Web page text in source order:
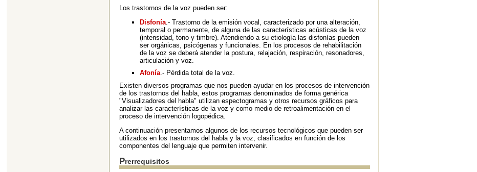
Los trastornos de la voz pueden ser:
Disfonía.- Trastorno de la emisión vocal, caracterizado por una alteración,
temporal o permanente, de alguna de las características acústicas de la voz
(intensidad, tono y timbre). Atendiendo a su etiología las disfonías pueden
ser orgánicas, psicógenas y funcionales. En los procesos de rehabilitación
de la voz se deberá atender la postura, relajación, respiración, resonadores,
articulación y voz.
Afonía.- Pérdida total de la voz.
Existen diversos programas que nos pueden ayudar en los procesos de intervención
de los trastornos del habla, estos programas denominados de forma genérica
"Visualizadores del habla" utilizan espectogramas y otros recursos gráficos para
analizar las características de la voz y como medio de retroalimentación en el
proceso de intervención logopédica.
A continuación presentamos algunos de los recursos tecnológicos que pueden ser
utilizados en los trastornos del habla y la voz, clasificados en función de los
componentes del lenguaje que permiten intervenir.
Prerrequisitos